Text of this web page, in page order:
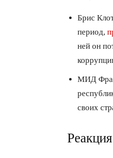
Брис
период,
ней он
МИД
своих